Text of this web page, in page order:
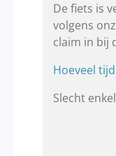
De fiets is
volgens
claim in bij
Hoeveel
Slecht